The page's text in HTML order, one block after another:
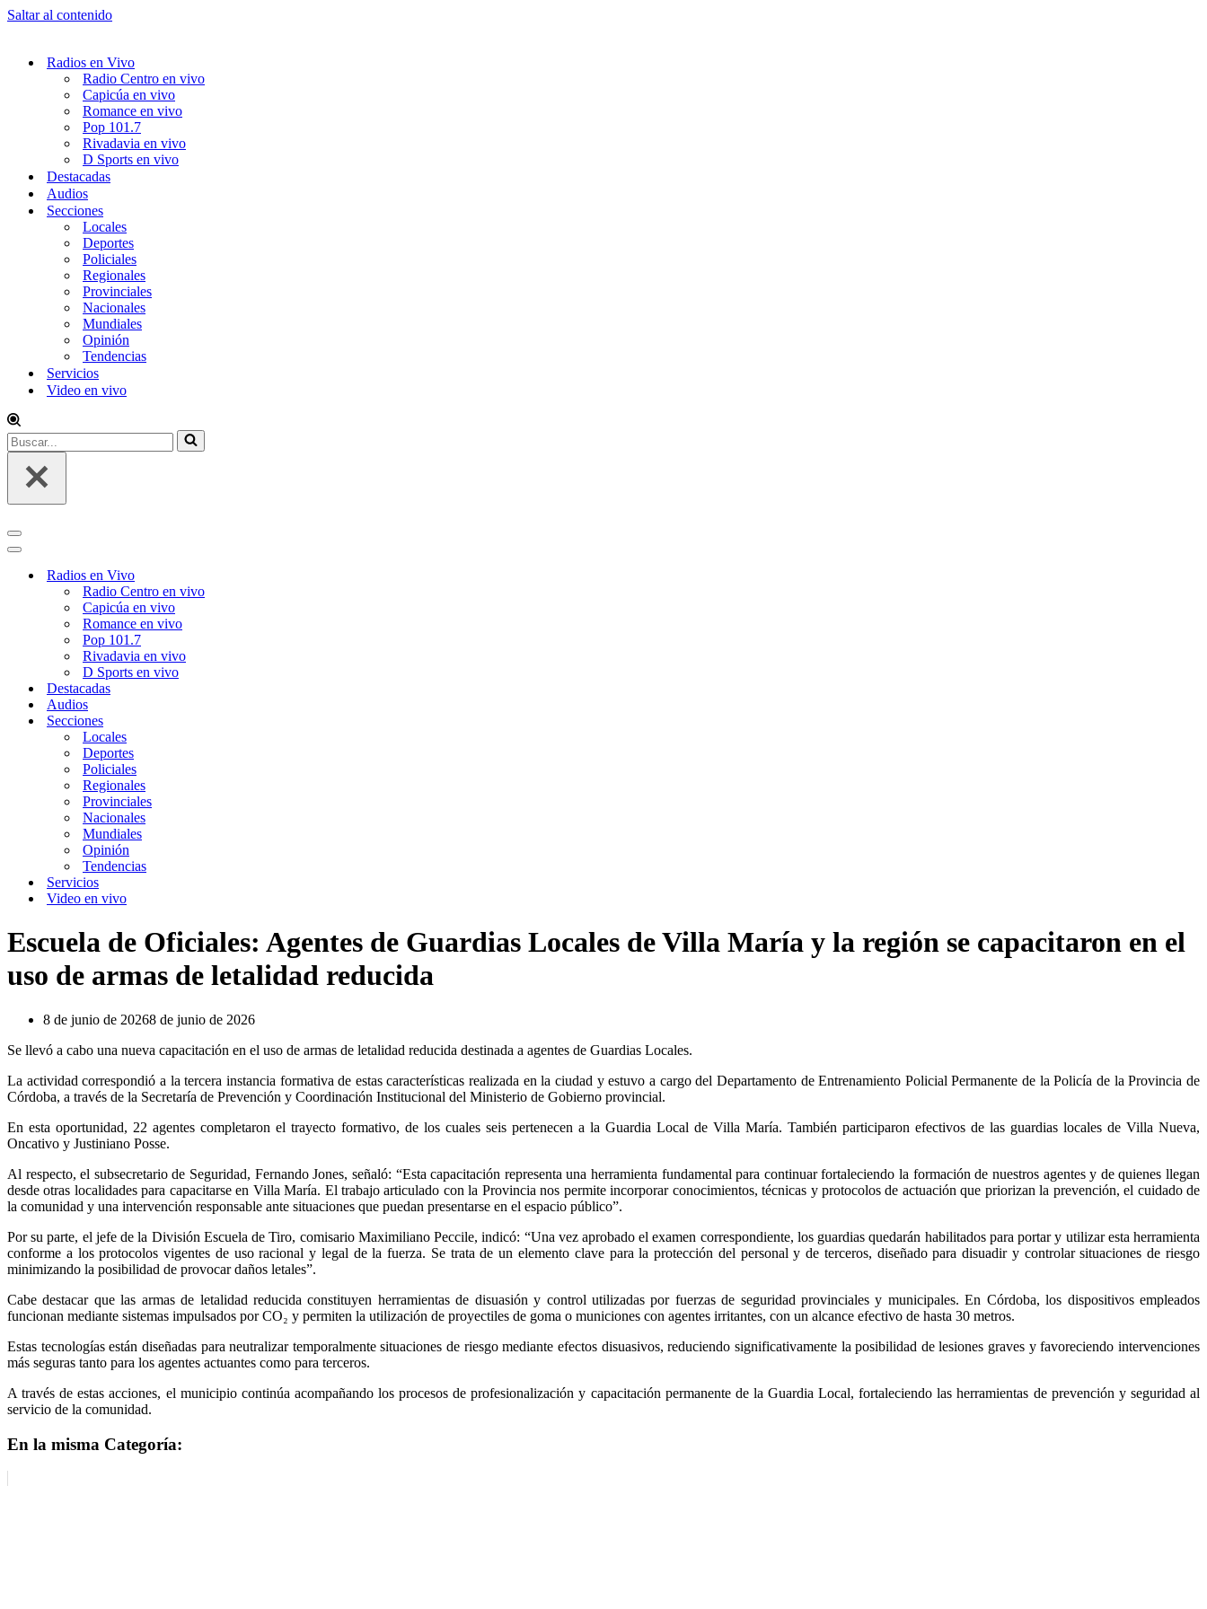
Saltar al contenido
Radios en Vivo
Radio Centro en vivo
Capicúa en vivo
Romance en vivo
Pop 101.7
Rivadavia en vivo
D Sports en vivo
Destacadas
Audios
Secciones
Locales
Deportes
Policiales
Regionales
Provinciales
Nacionales
Mundiales
Opinión
Tendencias
Servicios
Video en vivo
Buscar...
Menú
de
Menú
navegaciónRadios en Vivo
Radio Centro en vivo
Capicúa en vivo
Romance en vivo
Pop 101.7
Rivadavia en vivo
D Sports en vivo
Destacadas
Audios
Secciones
Locales
Deportes
Policiales
Regionales
Provinciales
Nacionales
Mundiales
Opinión
Tendencias
Servicios
Video en vivo
Escuela de Oficiales: Agentes de Guardias Locales de Villa María y la región se capacitaron en el
uso de armas de letalidad reducida
8 de junio de 20268 de junio de 2026
Se llevó a cabo una nueva capacitación en el uso de armas de letalidad reducida destinada a agentes de Guardias Locales.
La actividad correspondió a la tercera instancia formativa de estas características realizada en la ciudad y estuvo a cargo del Departamento de Entrenamiento Policial Permanente de la Policía de la Provincia de
Córdoba, a través de la Secretaría de Prevención y Coordinación Institucional del Ministerio de Gobierno provincial.
En esta oportunidad, 22 agentes completaron el trayecto formativo, de los cuales seis pertenecen a la Guardia Local de Villa María. También participaron efectivos de las guardias locales de Villa Nueva,
Oncativo y Justiniano Posse.
Al respecto, el subsecretario de Seguridad, Fernando Jones, señaló: “Esta capacitación representa una herramienta fundamental para continuar fortaleciendo la formación de nuestros agentes y de quienes llegan
desde otras localidades para capacitarse en Villa María. El trabajo articulado con la Provincia nos permite incorporar conocimientos, técnicas y protocolos de actuación que priorizan la prevención, el cuidado de
la comunidad y una intervención responsable ante situaciones que puedan presentarse en el espacio público”.
Por su parte, el jefe de la División Escuela de Tiro, comisario Maximiliano Peccile, indicó: “Una vez aprobado el examen correspondiente, los guardias quedarán habilitados para portar y utilizar esta herramienta
conforme a los protocolos vigentes de uso racional y legal de la fuerza. Se trata de un elemento clave para la protección del personal y de terceros, diseñado para disuadir y controlar situaciones de riesgo
minimizando la posibilidad de provocar daños letales”.
Cabe destacar que las armas de letalidad reducida constituyen herramientas de disuasión y control utilizadas por fuerzas de seguridad provinciales y municipales. En Córdoba, los dispositivos empleados
funcionan mediante sistemas impulsados por CO₂ y permiten la utilización de proyectiles de goma o municiones con agentes irritantes, con un alcance efectivo de hasta 30 metros.
Estas tecnologías están diseñadas para neutralizar temporalmente situaciones de riesgo mediante efectos disuasivos, reduciendo significativamente la posibilidad de lesiones graves y favoreciendo intervenciones
más seguras tanto para los agentes actuantes como para terceros.
A través de estas acciones, el municipio continúa acompañando los procesos de profesionalización y capacitación permanente de la Guardia Local, fortaleciendo las herramientas de prevención y seguridad al
servicio de la comunidad.
En la misma Categoría: